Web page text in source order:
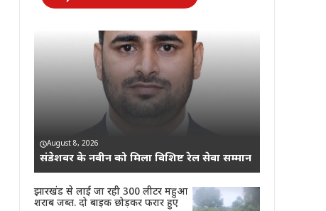
August 8, 2026
संडेशवर के नवीन को मिला विशिष्ट रेल सेवा सम्मान
झारखंड से लाई जा रही 300 लीटर महुआ
शराब जब्त. दो बाइक छोड़कर फरार हुए